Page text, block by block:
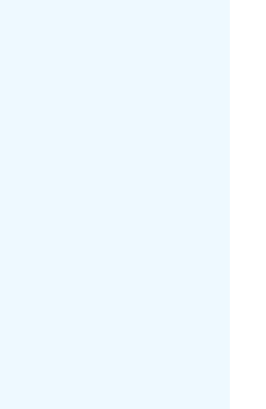
【
【
【
【
【
【
【
【
【
【
【
【
【
【
【
【
【
【
【
【
【
【
【
【
【
【